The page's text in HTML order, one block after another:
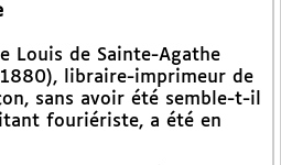
Louis de Sainte-Agathe
libraire-imprimeur de
sans avoir été semble-t-il
fouriériste, a été en